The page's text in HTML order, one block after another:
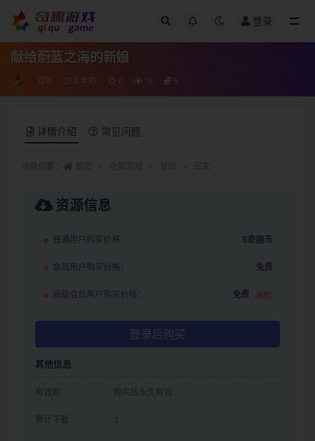
登录
献给蔚蓝之海的新娘
冒险 2 年前 0 16 5
详情介绍 常见问题
资源信息
普通用户购买价格： 5奇趣币
会员用户购买价格： 免费
高级会员用户购买价格： 免费 推荐
登录后购买
其他信息
有效期 购买后永久有效
累计下载 3